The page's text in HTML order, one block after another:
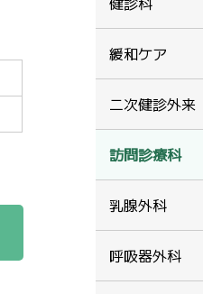
緩和ケア
二次健診外来
訪問診療科
乳腺外科
呼吸器外科